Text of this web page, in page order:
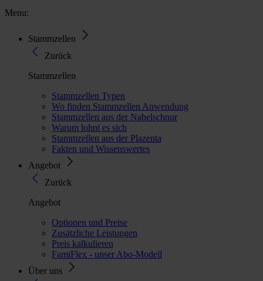
Menu:
Stammzellen
Zurück
Stammzellen
Stammzellen Typen
Wo finden Stammzellen Anwendung
Stammzellen aus der Nabelschnur
Warum lohnt es sich
Stammzellen aus der Plazenta
Fakten und Wissenswertes
Angebot
Zurück
Angebot
Optionen und Preise
Zusätzliche Leistungen
Preis kalkulieren
FamiFlex - unser Abo-Modell
Über uns